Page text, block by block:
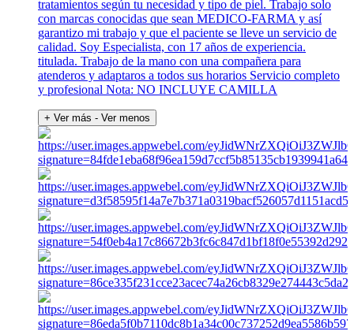
tratamientos según tu necesidad y tipo de piel. Trabajo solo
con marcas conocidas que sean MEDICO-FARMA y así
garantizo mi trabajo y que el paciente se lleve un servicio de
calidad. Soy Especialista, con 17 años de experiencia.
titulada. Trabajo de la mano con una compañera para
atenderos y adaptaros a todos sus horarios Servicio completo
y profesional Nota: NO INCLUYE CAMILLA
+ Ver más - Ver menos